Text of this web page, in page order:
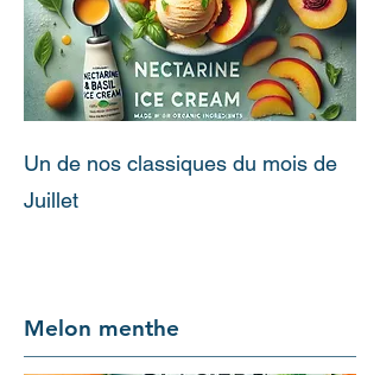
Un de nos classiques du mois de
Juillet
Melon menthe